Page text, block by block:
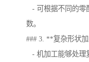
- 可根据不同的零
数。
### 3. **复杂形状
- 机加工能够处理